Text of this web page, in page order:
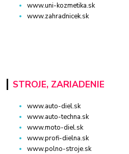
www.uni-kozmetika.sk
www.zahradnicek.sk
STROJE, ZARIADENIE
www.auto-diel.sk
www.auto-techna.sk
www.moto-diel.sk
www.profi-dielna.sk
www.polno-stroje.sk